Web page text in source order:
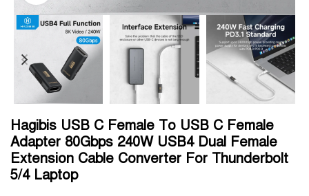
Hagibis USB C Female To USB C Female
Adapter 80Gbps 240W USB4 Dual Female
Extension Cable Converter For Thunderbolt
5/4 Laptop